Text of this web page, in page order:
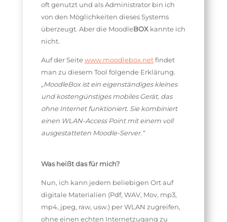
oft genutzt und als Administrator bin ich
von den Möglichkeiten dieses Systems
überzeugt. Aber die MoodleBOXkannte ich
nicht.
Auf der Seitewww.moodlebox.netfindet
man zu diesem Tool folgende Erklärung.
„MoodleBox ist ein eigenständiges kleines
und kostengünstiges mobiles Gerät, das
ohne Internet funktioniert. Sie kombiniert
einen WLAN-Access Point mit einem voll
ausgestatteten Moodle-Server.“
Was heißt das für mich?
Nun, ich kann jedem beliebigen Ort auf
digitale Materialien (Pdf, WAV, Mov, mp3,
mp4, jpeg, raw, usw.) per WLAN zugreifen,
ohne einen echten Internetzugang zu